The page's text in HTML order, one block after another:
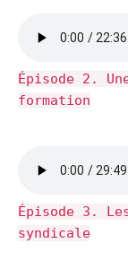
Épisode 2.
formation
Épisode 3.
syndicale